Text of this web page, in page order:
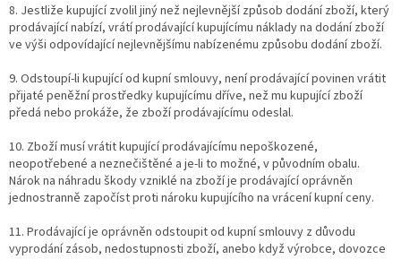
8. Jestliže kupující zvolil jiný než nejlevnější způsob dodání zboží, který
prodávající nabízí, vrátí prodávající kupujícímu náklady na dodání zboží
ve výši odpovídající nejlevnějšímu nabízenému způsobu dodání zboží.
9. Odstoupí-li kupující od kupní smlouvy, není prodávající povinen vrátit
přijaté peněžní prostředky kupujícímu dříve, než mu kupující zboží
předá nebo prokáže, že zboží prodávajícímu odeslal.
10. Zboží musí vrátit kupující prodávajícímu nepoškozené,
neopotřebené a neznečištěné a je-li to možné, v původním obalu.
Nárok na náhradu škody vzniklé na zboží je prodávající oprávněn
jednostranně započíst proti nároku kupujícího na vrácení kupní ceny.
11. Prodávající je oprávněn odstoupit od kupní smlouvy z důvodu
vyprodání zásob, nedostupnosti zboží, anebo když výrobce, dovozce